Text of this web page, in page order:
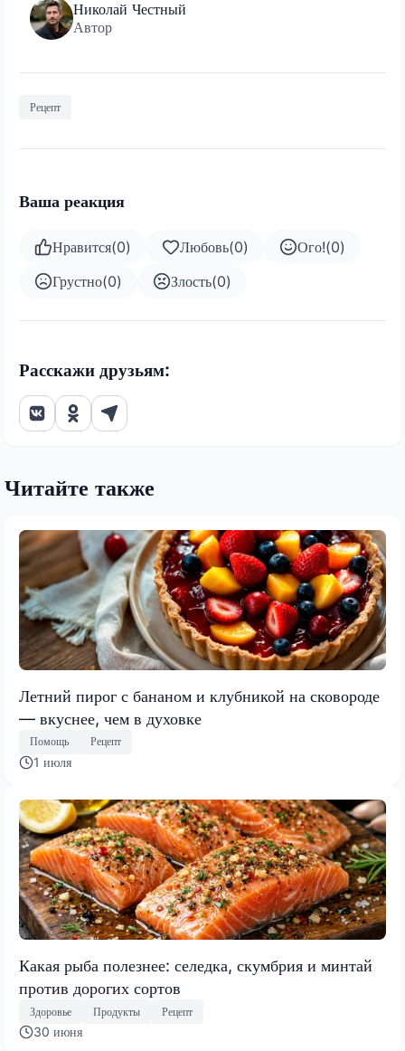
Николай Честный
Автор
Рецепт
Ваша реакция
Нравится(0) Любовь(0) Ого!(0)
Грустно(0) Злость(0)
Расскажи друзьям:
Читайте также
Летний пирог с бананом и клубникой на сковороде
— вкуснее, чем в духовке
Помощь Рецепт
1 июля
Какая рыба полезнее: селедка, скумбрия и минтай
против дорогих сортов
Здоровье Продукты Рецепт
30 июня